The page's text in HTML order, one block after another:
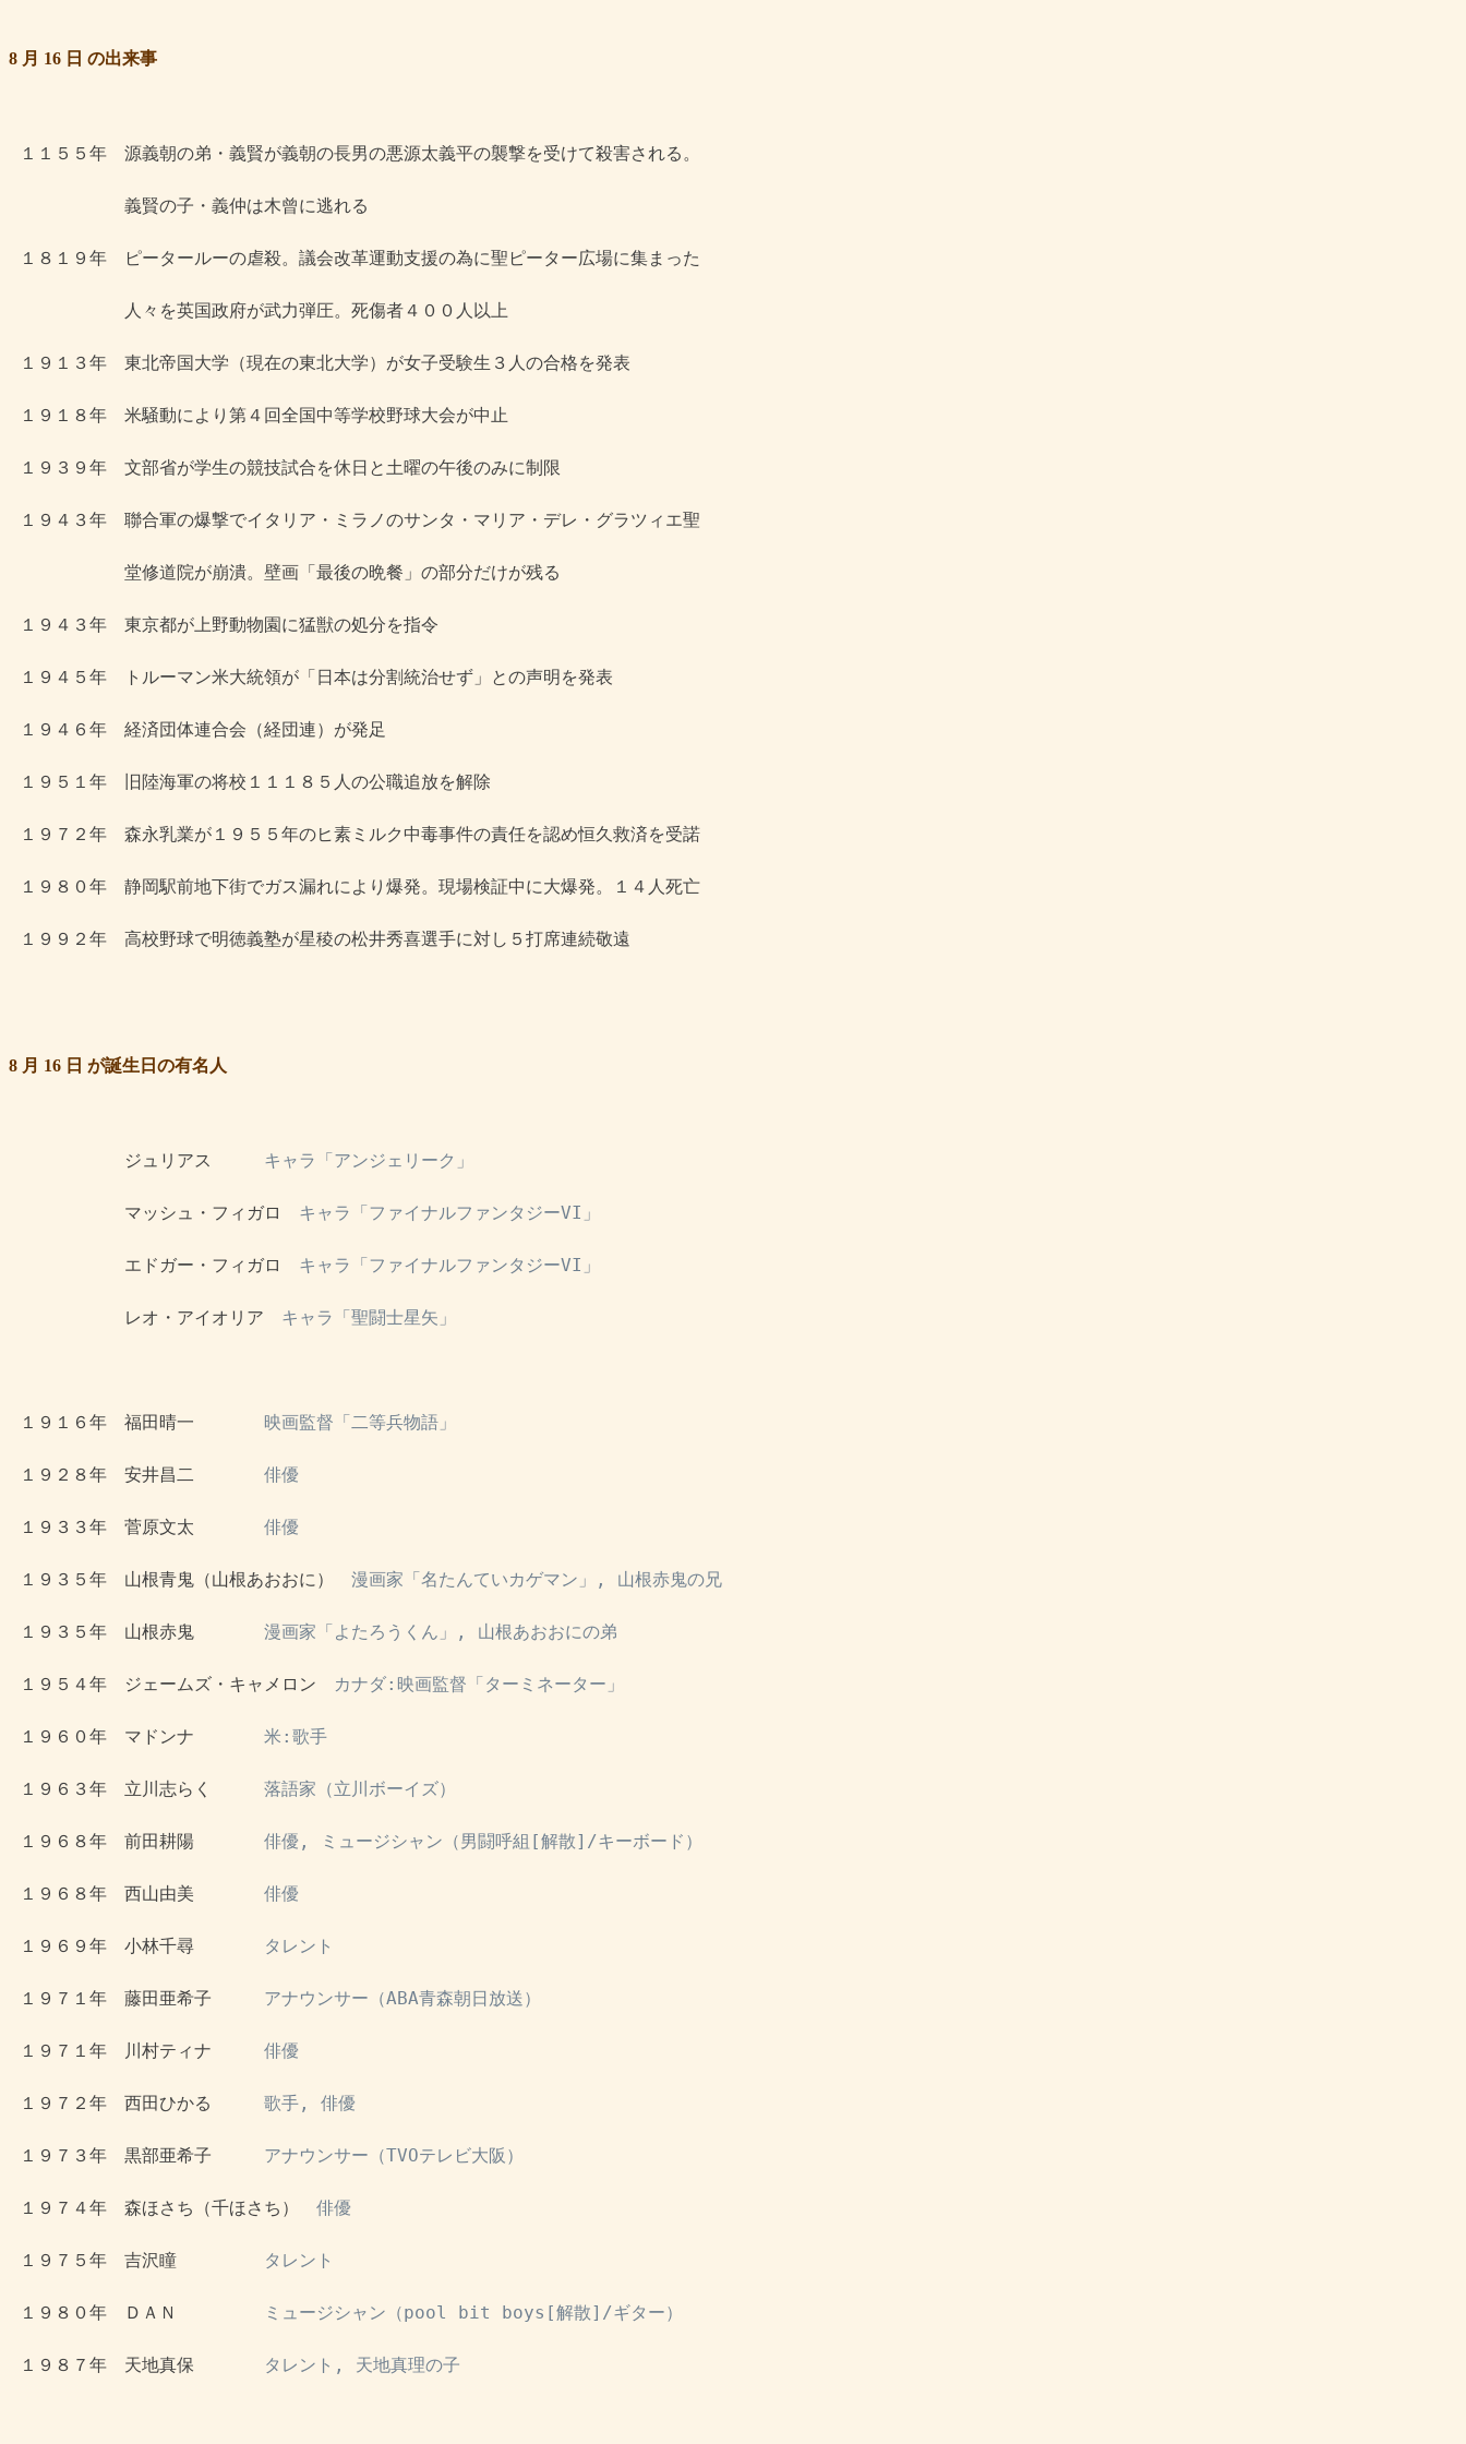
8 月 16 日 の出来事
8 月 16 日 が誕生日の有名人
ジュリアス キャラ「アンジェリーク」
マッシュ・フィガロ キャラ「ファイナルファンタジーVI」
エドガー・フィガロ キャラ「ファイナルファンタジーVI」
レオ・アイオリア キャラ「聖闘士星矢」
１９１６年　福田晴一 映画監督「二等兵物語」
１９２８年　安井昌二 俳優
１９３３年　菅原文太 俳優
１９３５年　山根青鬼（山根あおおに） 漫画家「名たんていカゲマン」, 山根赤鬼の兄
１９３５年　山根赤鬼 漫画家「よたろうくん」, 山根あおおにの弟
１９５４年　ジェームズ・キャメロン カナダ:映画監督「ターミネーター」
１９６０年　マドンナ 米:歌手
１９６３年　立川志らく 落語家（立川ボーイズ）
１９６８年　前田耕陽 俳優, ミュージシャン（男闘呼組[解散]/キーボード）
１９６８年　西山由美 俳優
１９６９年　小林千尋 タレント
１９７１年　藤田亜希子 アナウンサー（ABA青森朝日放送）
１９７１年　川村ティナ 俳優
１９７２年　西田ひかる 歌手, 俳優
１９７３年　黒部亜希子 アナウンサー（TVOテレビ大阪）
１９７４年　森ほさち（千ほさち） 俳優
１９７５年　吉沢瞳 タレント
１９８０年　ＤＡＮ ミュージシャン（pool bit boys[解散]/ギター）
１９８７年　天地真保 タレント, 天地真理の子